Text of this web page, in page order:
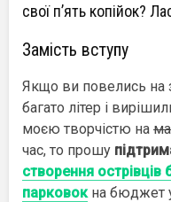
свої п’ять копійок?
Замість вступу
Якщо ви повелись на
багато літер і
моєю творчістю на
час, то прошу
створення острівців
парковок на бюджет